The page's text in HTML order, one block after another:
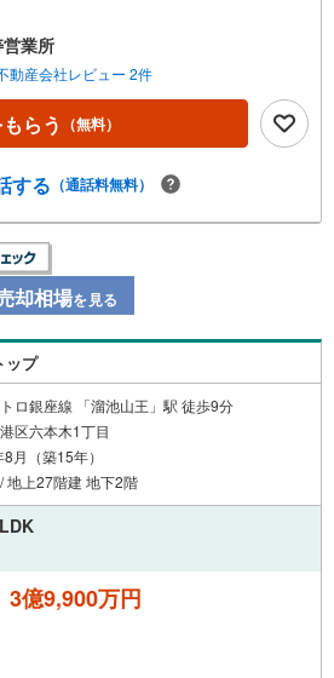
きですっきりとした玄関スペースに！◆
ーゼット付きで季節物もスッキリ！◆お
しにも便利なバルコニー2面付き！◆エレ
のアクセスもスムーズ！◆オートロック
ュリティに配慮◆不在時でも荷物の受け取
ボックス有◆「成城石井（赤坂Bizタワ
すくなっております。お気軽にご連絡下
いただけますとスムーズにご案内が可能
ン**諸費用込融資や築年数の古い物件のロ
おり、最適な銀行をご提案します。**リ
間取り、テイストを作り上げられます！
業所
動産会社レビュー 2件
らう （無料）
する （通話料無料）
却相場を見る
ップ
ロ銀座線 「溜池山王」駅 徒歩9分
区六本木1丁目
月（築15年）
地上27階建 地下2階
3億9,900万円